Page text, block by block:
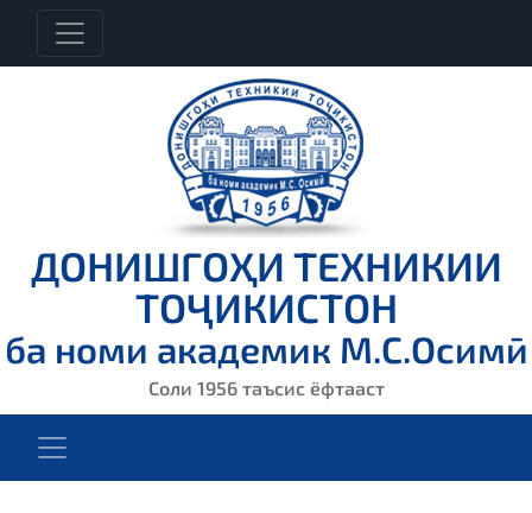
ДОНИШГОҲИ ТЕХНИКИИ
ТОҶИКИСТОН
ба номи академик М.С.Осимӣ
Соли 1956 таъсис ёфтааст